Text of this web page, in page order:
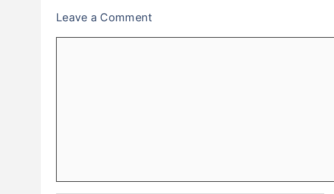
Leave a Comment